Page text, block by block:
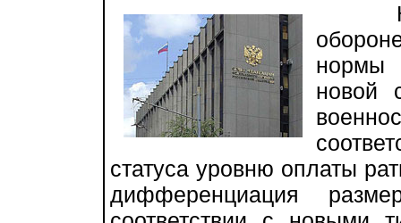
нормы
новой
статуса уровню оплаты
дифференциация